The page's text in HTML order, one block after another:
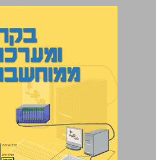
בקרה ומערכות ממוחשבות ... 0